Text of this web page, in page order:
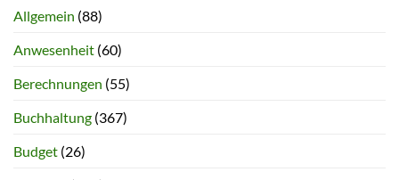
Allgemein (88)
Anwesenheit (60)
Berechnungen (55)
Buchhaltung (367)
Budget (26)